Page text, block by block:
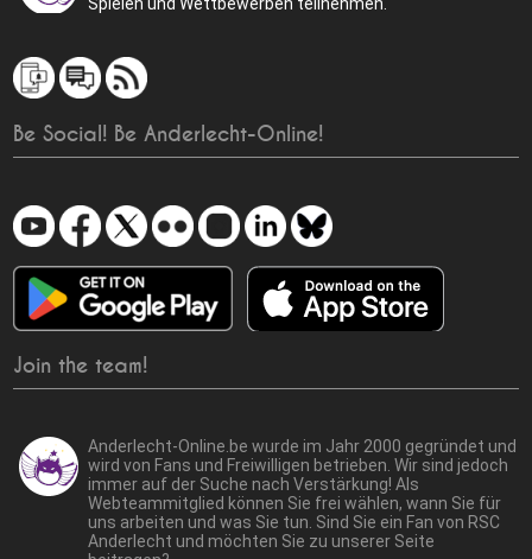
Be Social! Be Anderlecht-Online!
Join the team!
Anderlecht-Online.be wurde im Jahr 2000 gegründet und
wird von Fans und Freiwilligen betrieben. Wir sind jedoch
immer auf der Suche nach Verstärkung! Als
Webteammitglied können Sie frei wählen, wann Sie für
uns arbeiten und was Sie tun. Sind Sie ein Fan von RSC
Anderlecht und möchten Sie zu unserer Seite